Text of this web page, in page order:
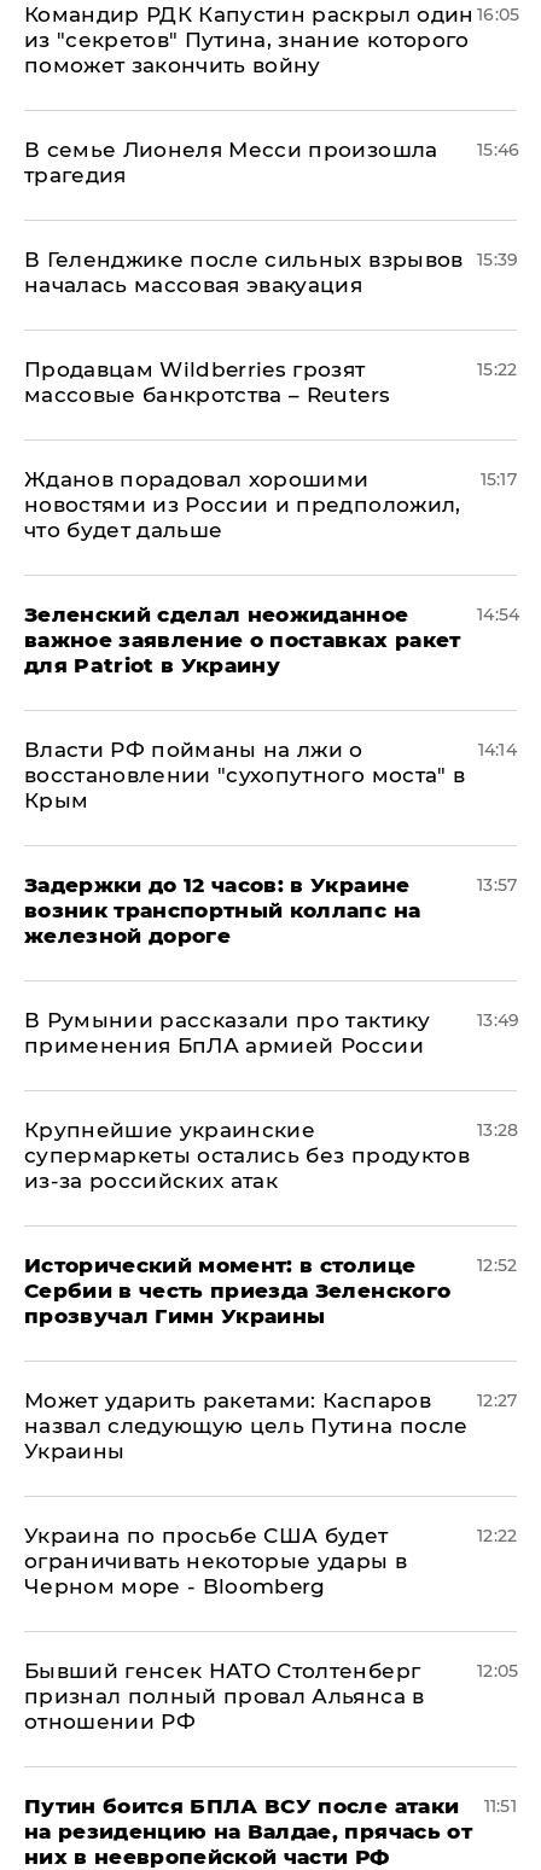
Командир РДК Капустин раскрыл один
из "секретов" Путина, знание которого
поможет закончить войну
16:05
В семье Лионеля Месси произошла
трагедия
15:46
В Геленджике после сильных взрывов
началась массовая эвакуация
15:39
Продавцам Wildberries грозят
массовые банкротства – Reuters
15:22
Жданов порадовал хорошими
новостями из России и предположил,
что будет дальше
15:17
Зеленский сделал неожиданное
важное заявление о поставках ракет
для Patriot в Украину
14:54
Власти РФ пойманы на лжи о
восстановлении "сухопутного моста" в
Крым
14:14
Задержки до 12 часов: в Украине
возник транспортный коллапс на
железной дороге
13:57
В Румынии рассказали про тактику
применения БпЛА армией России
13:49
Крупнейшие украинские
супермаркеты остались без продуктов
из-за российских атак
13:28
Исторический момент: в столице
Сербии в честь приезда Зеленского
прозвучал Гимн Украины
12:52
Может ударить ракетами: Каспаров
назвал следующую цель Путина после
Украины
12:27
Украина по просьбе США будет
ограничивать некоторые удары в
Черном море - Bloomberg
12:22
Бывший генсек НАТО Столтенберг
признал полный провал Альянса в
отношении РФ
12:05
Путин боится БПЛА ВСУ после атаки
на резиденцию на Валдае, прячась от
них в неевропейской части РФ
11:51